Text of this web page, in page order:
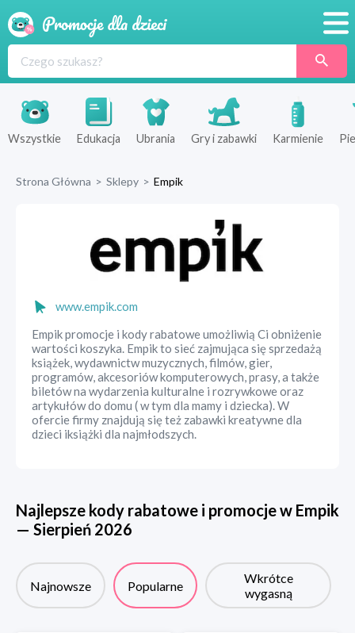
Produkty
Sklepy
Wszystkie Edukacja Ubrania Gry i zabawki Karmienie
Strona Główna > Sklepy > Empik
www.empik.com
Empik promocje i kody rabatowe umożliwią Ci obniżenie
wartości koszyka. Empik to sieć zajmująca się sprzedażą
książek, wydawnictw muzycznych, filmów, gier,
programów, akcesoriów komputerowych, prasy, a także
biletów na wydarzenia kulturalne i rozrywkowe oraz
artykułów do domu ( w tym dla mamy i dziecka). W
ofercie firmy znajdują się też zabawki kreatywne dla
dzieci iksiążki dla najmłodszych.
Najlepsze kody rabatowe i promocje w Empik
— Sierpień 2026
Najnowsze Popularne
Wkrótce
wygasną